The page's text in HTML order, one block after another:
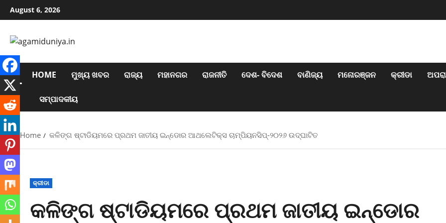
Skip
to
August 6, 2026
HOME ମୁଖ୍ୟ ଖବର ରାଜ୍ୟ ମହାନଗର ରାଜନୀତି ଦେଶ- ବିଦେଶ ବାଣିଜ୍ୟ ମନୋରଞ୍ଜନ କ୍ରୀଡା
ସମ୍ପାଦକୀୟ
Home କଳିଙ୍ଗ ଷ୍ଟାଡିୟମରେ ପ୍ରଥମ ଜାତୀୟ ଇନ୍‌ଡୋର ଆଥଲେଟିକ୍ସ ଚାମ୍ପିୟନସିପ୍-୨୦୨୬ ଉଦ୍‌ଘାଟିତ
କ୍ରୀଡା
କଳିଙ୍ଗ ଷ୍ଟାଡିୟମରେ ପ୍ରଥମ ଜାତୀୟ ଇନ୍‌ଡୋର